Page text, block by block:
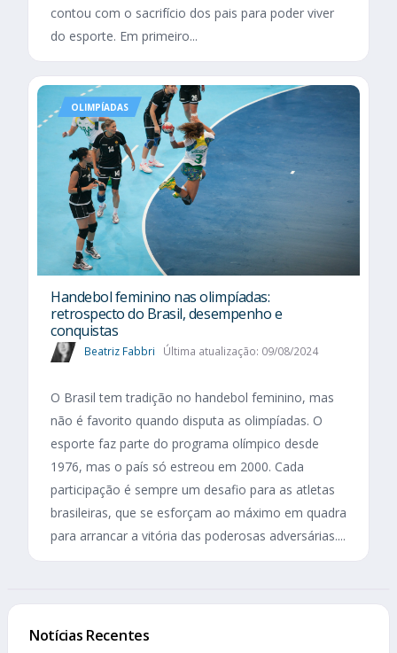
contou com o sacrifício dos pais para poder viver
do esporte. Em primeiro...
OLIMPÍADAS
Handebol feminino nas olimpíadas:
retrospecto do Brasil, desempenho e
conquistas
Beatriz Fabbri Última atualização: 09/08/2024
O Brasil tem tradição no handebol feminino, mas
não é favorito quando disputa as olimpíadas. O
esporte faz parte do programa olímpico desde
1976, mas o país só estreou em 2000. Cada
participação é sempre um desafio para as atletas
brasileiras, que se esforçam ao máximo em quadra
para arrancar a vitória das poderosas adversárias....
Notícias Recentes